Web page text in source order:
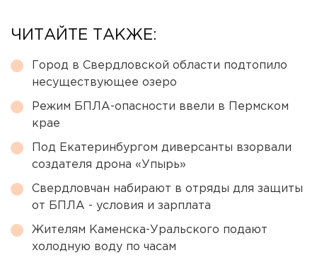
ЧИТАЙТЕ ТАКЖЕ:
Город в Свердловской области подтопило
несуществующее озеро
Режим БПЛА-опасности ввели в Пермском
крае
Под Екатеринбургом диверсанты взорвали
создателя дрона «Упырь»
Свердловчан набирают в отряды для защиты
от БПЛА - условия и зарплата
Жителям Каменска-Уральского подают
холодную воду по часам